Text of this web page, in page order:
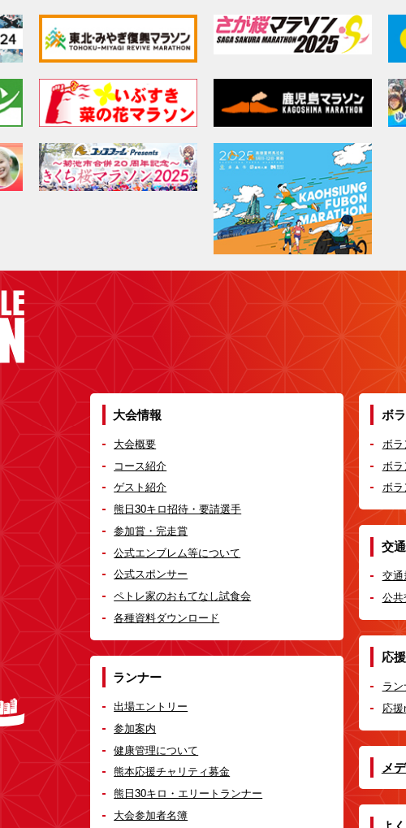
大会情報
大会概要
コース紹介
ゲスト紹介
熊日30キロ招待・要請選手
参加賞・完走賞
公式エンブレム等について
公式スポンサー
ペトレ家のおもてなし試食会
各種資料ダウンロード
ランナー
出場エントリー
参加案内
健康管理について
熊本応援チャリティ募金
熊日30キロ・エリートランナー
大会参加者名簿
ボ
ボ
ボ
ボ
交
交
公
応援
ラ
応
メ